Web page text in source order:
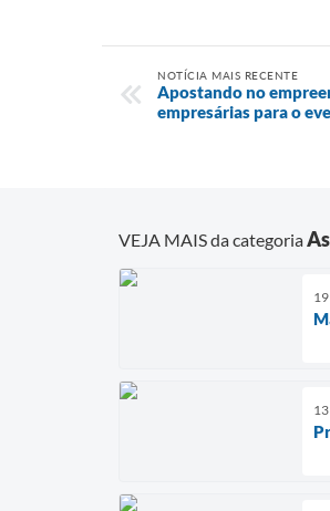
NOTÍCIA MAIS RECENTE
Apostando no
empresárias para o
VEJA MAIS da categoria